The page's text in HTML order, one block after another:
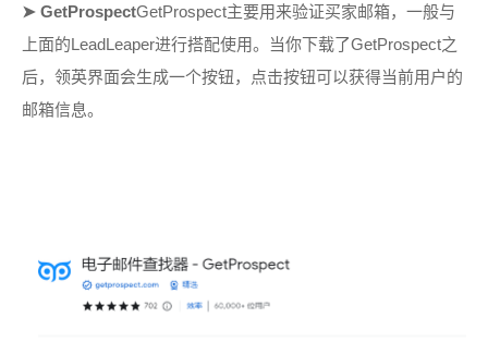
➤ GetProspectGetProspect主要用来验证买家邮箱，一般与
上面的LeadLeaper进行搭配使用。当你下载了GetProspect之
后，领英界面会生成一个按钮，点击按钮可以获得当前用户的
邮箱信息。